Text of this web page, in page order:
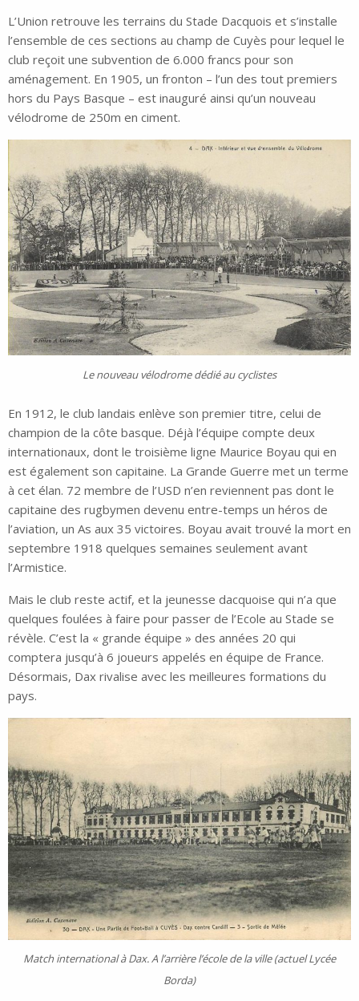
L’Union retrouve les terrains du Stade Dacquois et s’installe
l’ensemble de ces sections au champ de Cuyès pour lequel le
club reçoit une subvention de 6.000 francs pour son
aménagement. En 1905, un fronton – l’un des tout premiers
hors du Pays Basque – est inauguré ainsi qu’un nouveau
vélodrome de 250m en ciment.
Le nouveau vélodrome dédié au cyclistes
En 1912, le club landais enlève son premier titre, celui de
champion de la côte basque. Déjà l’équipe compte deux
internationaux, dont le troisième ligne Maurice Boyau qui en
est également son capitaine. La Grande Guerre met un terme
à cet élan. 72 membre de l’USD n’en reviennent pas dont le
capitaine des rugbymen devenu entre-temps un héros de
l’aviation, un As aux 35 victoires. Boyau avait trouvé la mort en
septembre 1918 quelques semaines seulement avant
l’Armistice.
Mais le club reste actif, et la jeunesse dacquoise qui n’a que
quelques foulées à faire pour passer de l’Ecole au Stade se
révèle. C’est la « grande équipe » des années 20 qui
comptera jusqu’à 6 joueurs appelés en équipe de France.
Désormais, Dax rivalise avec les meilleures formations du
pays.
Match international à Dax. A l’arrière l’école de la ville (actuel Lycée
Borda)